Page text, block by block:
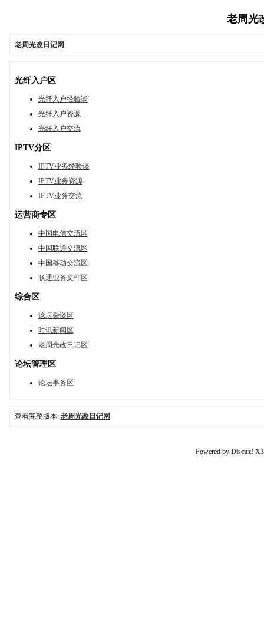
老周光
老周光改日记网
光纤入户区
光纤入户经验谈
光纤入户资源
光纤入户交流
IPTV分区
IPTV业务经验谈
IPTV业务资源
IPTV业务交流
运营商专区
中国电信交流区
中国联通交流区
中国移动交流区
联通业务文件区
综合区
论坛杂谈区
时讯新闻区
老周光改日记区
论坛管理区
论坛事务区
查看完整版本: 老周光改日记网
Powered by Discuz!